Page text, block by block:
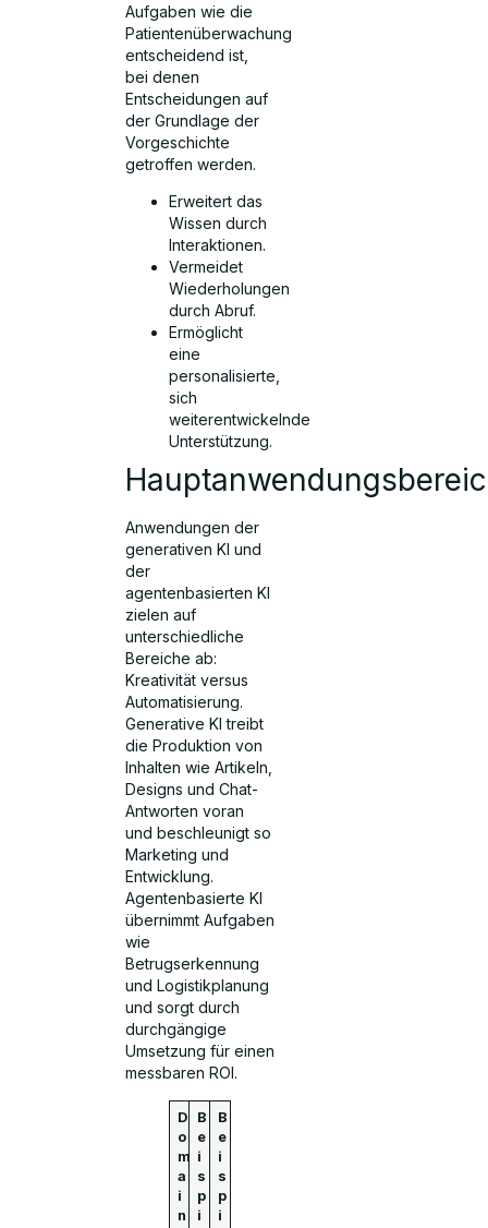
Aufgaben wie die
Patientenüberwachung
entscheidend ist,
bei denen
Entscheidungen auf
der Grundlage der
Vorgeschichte
getroffen werden.
Erweitert das
Wissen durch
Interaktionen.
Vermeidet
Wiederholungen
durch Abruf.
Ermöglicht
eine
personalisierte,
sich
weiterentwickelnde
Unterstützung.
Anwendungen der
generativen KI und
der
agentenbasierten KI
zielen auf
unterschiedliche
Bereiche ab:
Kreativität versus
Automatisierung.
Generative KI treibt
die Produktion von
Inhalten wie Artikeln,
Designs und Chat-
Antworten voran
und beschleunigt so
Marketing und
Entwicklung.
Agentenbasierte KI
übernimmt Aufgaben
wie
Betrugserkennung
und Logistikplanung
und sorgt durch
durchgängige
Umsetzung für einen
messbaren ROI.
D
o
m
a
i
n
B
e
i
s
p
i
B
e
i
s
p
i